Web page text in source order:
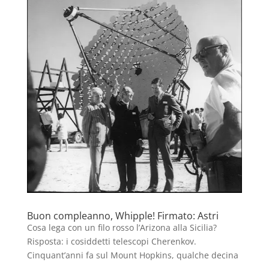
Buon compleanno, Whipple! Firmato: Astri
Cosa lega con un filo rosso l’Arizona alla Sicilia?
Risposta: i cosiddetti telescopi Cherenkov.
Cinquant’anni fa sul Mount Hopkins, qualche decina